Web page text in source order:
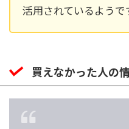
活用されているようで
買えなかった人の